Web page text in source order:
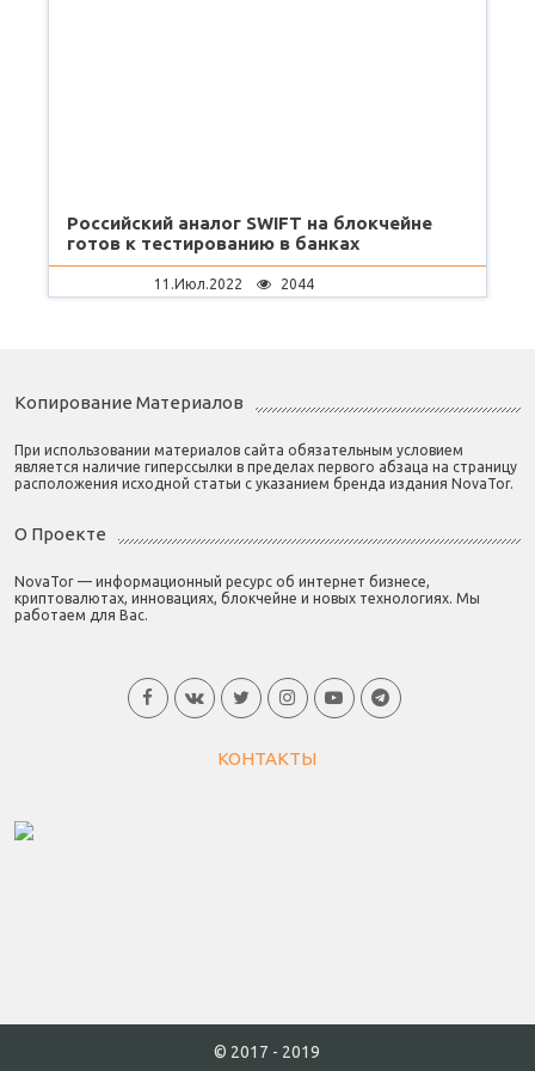
Российский аналог SWIFT на блокчейне
готов к тестированию в банках
11.Июл.2022 2044
Копирование Материалов
При использовании материалов сайта обязательным условием
является наличие гиперссылки в пределах первого абзаца на страницу
расположения исходной статьи с указанием бренда издания NovaTor.
О Проекте
NovaTor — информационный ресурс об интернет бизнесе,
криптовалютах, инновациях, блокчейне и новых технологиях. Мы
работаем для Вас.
КОНТАКТЫ
© 2017 - 2019